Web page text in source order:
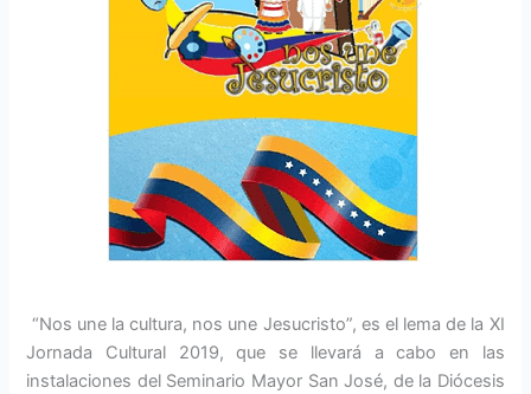
“Nos une la cultura, nos une Jesucristo”, es el lema de la XI
Jornada Cultural 2019, que se llevará a cabo en las
instalaciones del Seminario Mayor San José, de la Diócesis